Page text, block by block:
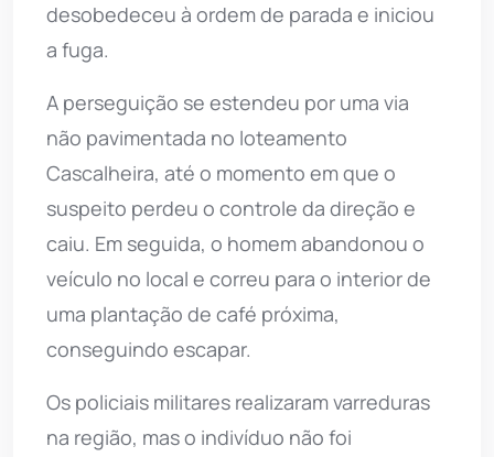
desobedeceu à ordem de parada e iniciou
a fuga.
A perseguição se estendeu por uma via
não pavimentada no loteamento
Cascalheira, até o momento em que o
suspeito perdeu o controle da direção e
caiu. Em seguida, o homem abandonou o
veículo no local e correu para o interior de
uma plantação de café próxima,
conseguindo escapar.
Os policiais militares realizaram varreduras
na região, mas o indivíduo não foi